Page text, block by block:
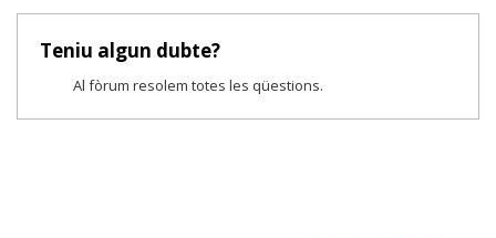
Teniu algun dubte?
Al fòrum resolem totes les qüestions.